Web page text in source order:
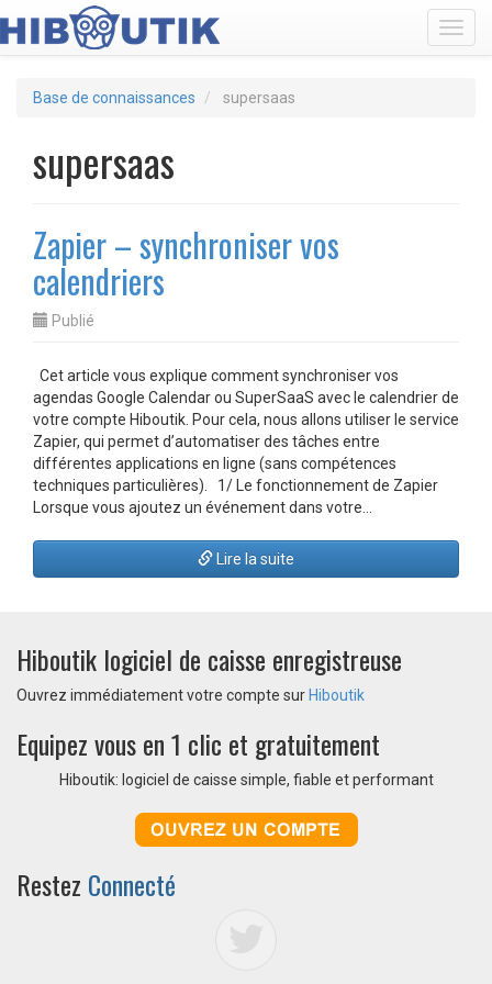
Base de connaissances supersaas
supersaas
Zapier – synchroniser vos
calendriers
Publié
Cet article vous explique comment synchroniser vos
agendas Google Calendar ou SuperSaaS avec le calendrier de
votre compte Hiboutik. Pour cela, nous allons utiliser le service
Zapier, qui permet d’automatiser des tâches entre
différentes applications en ligne (sans compétences
techniques particulières). 1/ Le fonctionnement de Zapier
Lorsque vous ajoutez un événement dans votre…
Lire la suite
Hiboutik logiciel de caisse enregistreuse
Ouvrez immédiatement votre compte sur Hiboutik
Equipez vous en 1 clic et gratuitement
Hiboutik: logiciel de caisse simple, fiable et performant
Restez Connecté